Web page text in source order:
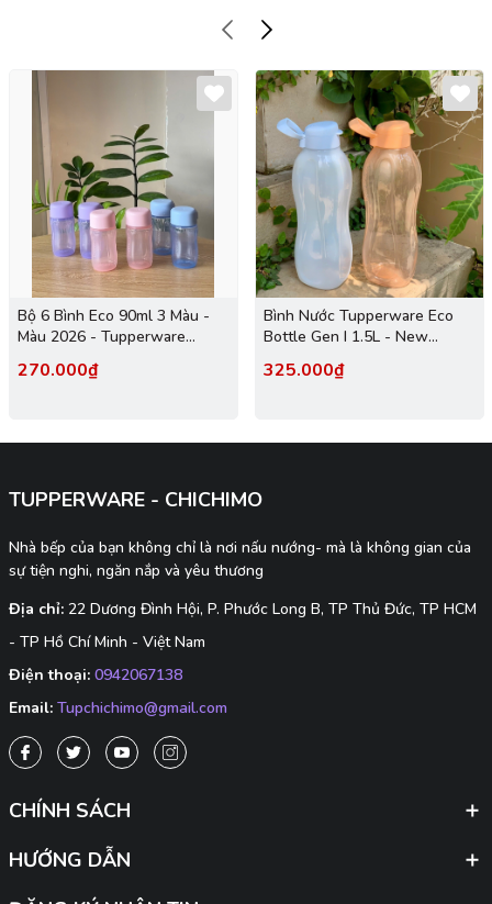
Bộ 6 Bình Eco 90ml 3 Màu -
Màu 2026 - Tupperware
270.000₫
Bình Nước Tupperware Eco
Bottle Gen I 1.5L - New
325.000₫
TUPPERWARE - CHICHIMO
Nhà bếp của bạn không chỉ là nơi nấu nướng- mà là không gian của
sự tiện nghi, ngăn nắp và yêu thương
Địa chỉ: 22 Dương Đình Hội, P. Phước Long B, TP Thủ Đức, TP HCM
- TP Hồ Chí Minh - Việt Nam
Điện thoại: 0942067138
Email: Tupchichimo@gmail.com
CHÍNH SÁCH
HƯỚNG DẪN